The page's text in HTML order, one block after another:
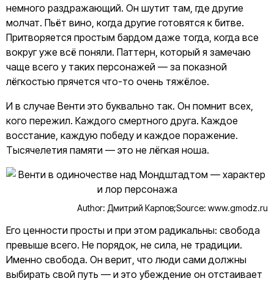
немного раздражающий. Он шутит там, где другие
молчат. Пьёт вино, когда другие готовятся к битве.
Притворяется простым бардом даже тогда, когда все
вокруг уже всё поняли. Паттерн, который я замечаю
чаще всего у таких персонажей — за показной
лёгкостью прячется что-то очень тяжёлое.
И в случае Венти это буквально так. Он помнит всех,
кого пережил. Каждого смертного друга. Каждое
восстание, каждую победу и каждое поражение.
Тысячелетия памяти — это не лёгкая ноша.
Author: Дмитрий Карпов;Source: www.gmodz.ru
Его ценности просты и при этом радикальны: свобода
превыше всего. Не порядок, не сила, не традиции.
Именно свобода. Он верит, что люди сами должны
выбирать свой путь — и это убеждение он отстаивает